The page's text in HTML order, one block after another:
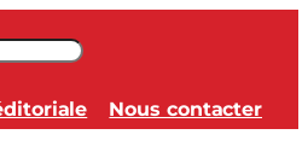
Nous contacter